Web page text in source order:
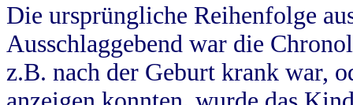
Die ursprüngliche Reihenfolge
Ausschlaggebend war die
z.B. nach der Geburt krank war,